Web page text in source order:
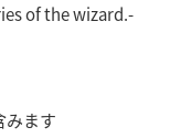
of the wizard.-
ます